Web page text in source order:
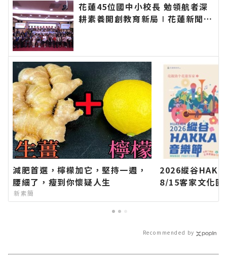
花蓮45位國中小校長 勉領航者深
耕素養開創教育新局∣花蓮新聞網
減肥首選，檸檬加它，堅持一週，
腰細了，瘦到你懷疑人生
新素簡
2026縱谷
8/15客家文化
Recommended by